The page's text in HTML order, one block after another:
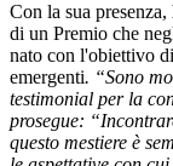
Con la sua presenza,
di un Premio che
nato con l'obiettivo
emergenti. “Sono
testimonial per la
prosegue:
questo mestiere è